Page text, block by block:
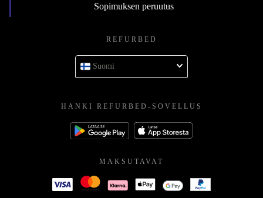
Sopimuksen peruutus
REFURBED
Suomi
HANKI REFURBED-SOVELLUS
MAKSUTAVAT